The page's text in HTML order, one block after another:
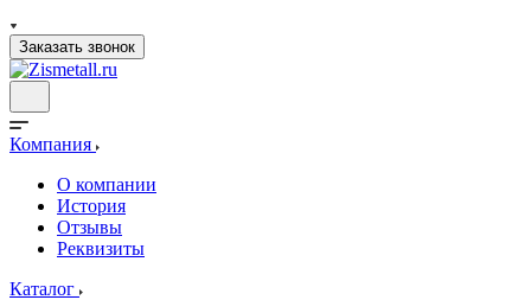
Заказать звонок
Компания
О компании
История
Отзывы
Реквизиты
Каталог